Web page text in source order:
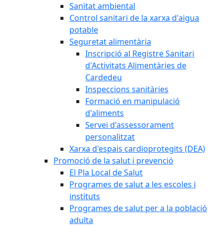
Sanitat ambiental
Control sanitari de la xarxa d'aigua
potable
Seguretat alimentària
Inscripció al Registre Sanitari
d'Activitats Alimentàries de
Cardedeu
Inspeccions sanitàries
Formació en manipulació
d'aliments
Servei d'assessorament
personalitzat
Xarxa d'espais cardioprotegits (DEA)
Promoció de la salut i prevenció
El Pla Local de Salut
Programes de salut a les escoles i
instituts
Programes de salut per a la població
adulta